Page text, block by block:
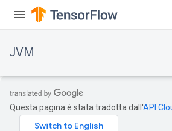
JVM
Questa pagina è stata tradotta dall'API